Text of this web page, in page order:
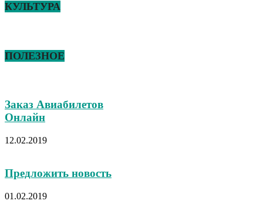
КУЛЬТУРА
ПОЛЕЗНОЕ
Заказ Авиабилетов
Онлайн
12.02.2019
Предложить новость
01.02.2019